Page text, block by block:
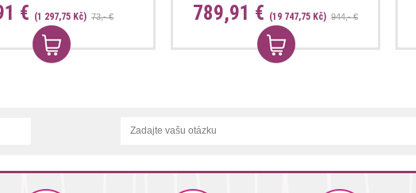
€ (1 297,75 Kč) 73,- € 789,91 € (19 747,75 Kč) 944,- €